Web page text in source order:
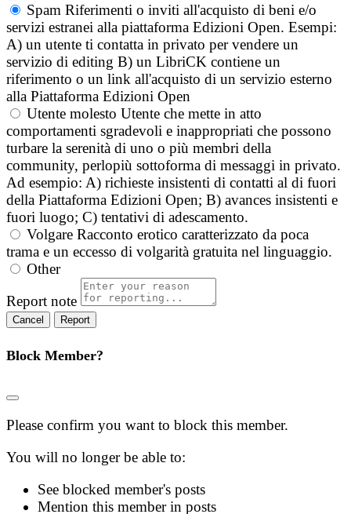
Spam Riferimenti o inviti all'acquisto di beni e/o
servizi estranei alla piattaforma Edizioni Open. Esempi:
A) un utente ti contatta in privato per vendere un
servizio di editing B) un LibriCK contiene un
riferimento o un link all'acquisto di un servizio esterno
alla Piattaforma Edizioni Open
Utente molesto Utente che mette in atto
comportamenti sgradevoli e inappropriati che possono
turbare la serenità di uno o più membri della
community, perlopiù sottoforma di messaggi in privato.
Ad esempio: A) richieste insistenti di contatti al di fuori
della Piattaforma Edizioni Open; B) avances insistenti e
fuori luogo; C) tentativi di adescamento.
Volgare Racconto erotico caratterizzato da poca
trama e un eccesso di volgarità gratuita nel linguaggio.
Other
Report note
Report
Block Member?
Please confirm you want to block this member.
You will no longer be able to:
See blocked member's posts
Mention this member in posts